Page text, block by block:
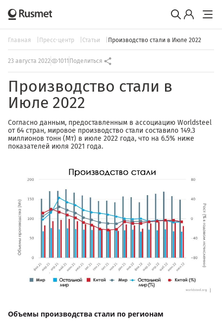
Главная Пресс-центр Статьи Производство стали в Июле 2022
23 августа 2022 1011 Поделиться
Производство стали в
Июле 2022
Согласно данным, предоставленным в ассоциацию Worldsteel
от 64 стран, мировое производство стали составило 149.3
миллионов тонн (Мт) в июле 2022 года, что на 6.5% ниже
показателей июля 2021 года.
Объемы производства стали по регионам